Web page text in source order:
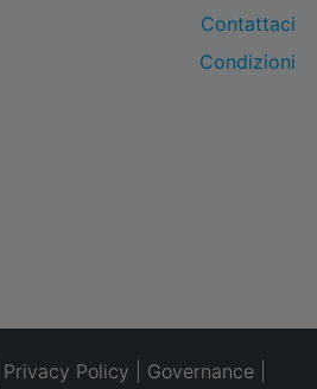
Contattaci
Condizioni
Privacy Policy Governance